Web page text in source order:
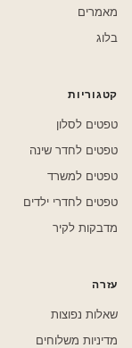
מאמרים
בלוג
קטגוריות
טפטים לסלון
טפטים לחדר שינה
טפטים למשרד
טפטים לחדרי ילדים
מדבקות לקיר
עזרה
שאלות נפוצות
מדיניות משלוחים